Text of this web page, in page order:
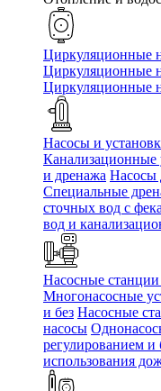
Циркуляционные
Циркуляционные
Циркуляционные
Насосы и
Канализационные
и дренажа Насосы
Специальные
сточных вод c
вод и
Насосные станции
Многонасосные
и без Насосные
насосы
регулированием и
использования